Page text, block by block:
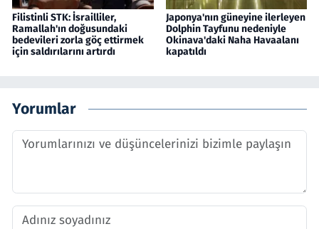
Filistinli STK: İsrailliler,
Ramallah'ın doğusundaki
bedevileri zorla göç ettirmek
için saldırılarını artırdı
Japonya'nın güneyine ilerleyen
Dolphin Tayfunu nedeniyle
Okinava'daki Naha Havaalanı
kapatıldı
Yorumlar